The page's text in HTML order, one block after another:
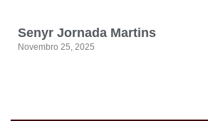
Senyr Jornada Martins
Novembro 25, 2025